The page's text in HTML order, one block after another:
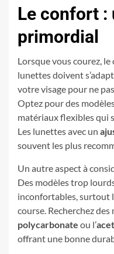
Le confort :
primordial
Lorsque vous courez,
lunettes doivent
votre visage pour ne
Optez pour des
matériaux flexibles qui
Les lunettes avec un
souvent les plus
Un autre aspect à
Des modèles trop
inconfortables, surtout
course. Recherchez
polycarbonate ou l’
offrant une bonne